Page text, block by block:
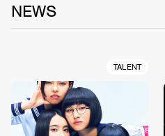
NEWS
TALENT